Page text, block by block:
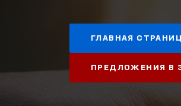
ГЛАВНАЯ
ПРЕДЛОЖЕНИЯ В